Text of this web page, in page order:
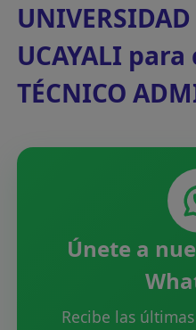
UCAYALI
TÉCNICO
Únete a
Recibe las